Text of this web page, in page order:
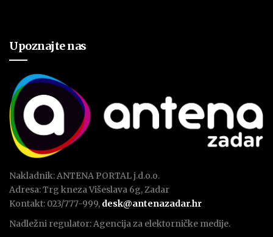
Upoznajte nas
Nakladnik: ANTENA PORTAL j.d.o.o.
Adresa: Trg kneza Višeslava 6g, Zadar
Kontakt: 023/777-999, desk@antenazadar.hr
Nadležni regulator: Agencija za elektorničke medije.